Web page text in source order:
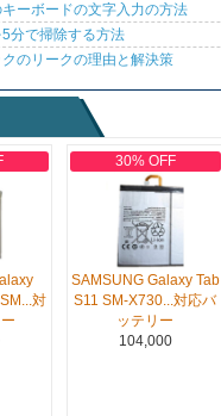
ーボードの文字入力の方法
分で掃除する方法
クのリークの理由と解決策
対
30% OFF
SAMSUNG Galaxy Tab
S11 SM-X730...対応バ
ッテリー
104,000